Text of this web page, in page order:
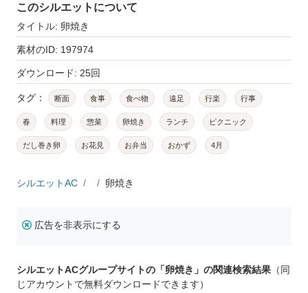
このシルエットについて
タイトル: 卵焼き
素材のID: 197974
ダウンロード: 25回
タグ： 断面 食事 食べ物 遠足 行楽 行事
春 料理 惣菜 卵焼き ランチ ピクニック
だし巻き卵 お花見 お弁当 おかず 4月
シルエットAC 卵焼き
広告を非表示にする
シルエットACグループサイトの「卵焼き」の関連検索結果 （同
じアカウントで無料ダウンロードできます）